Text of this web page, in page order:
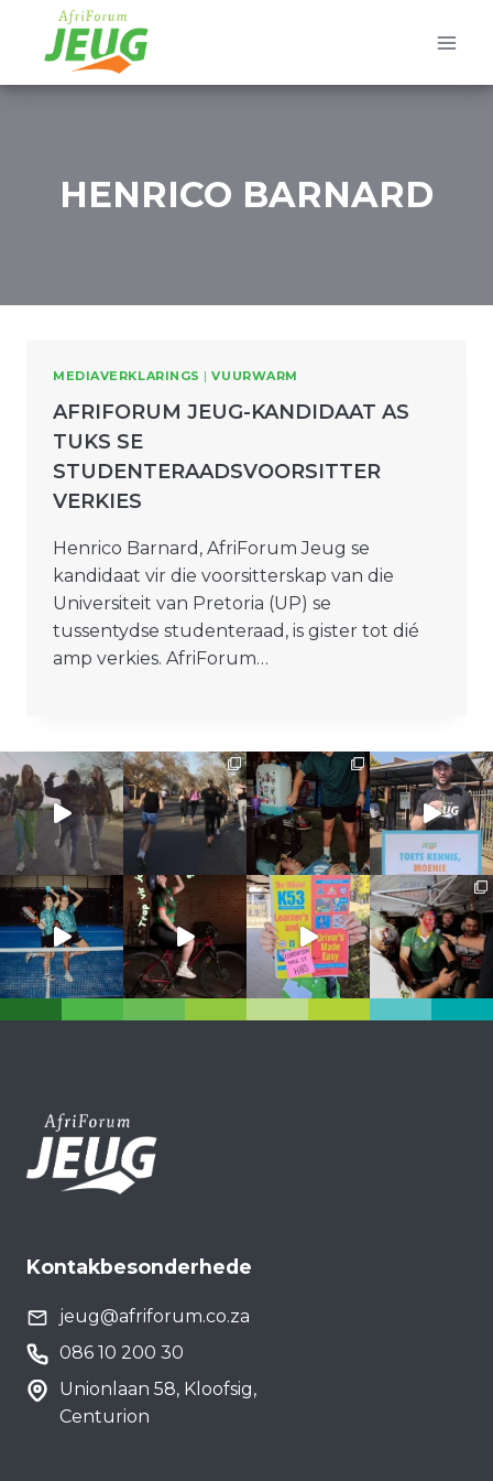
content
HENRICO BARNARD
MEDIAVERKLARINGS |VUURWARM
AFRIFORUM JEUG-KANDIDAAT AS
TUKS SE
STUDENTERAADSVOORSITTER
VERKIES
Henrico Barnard, AfriForum Jeug se
kandidaat vir die voorsitterskap van die
Universiteit van Pretoria (UP) se
tussentydse studenteraad, is gister tot dié
amp verkies. AfriForum…
Kontakbesonderhede
jeug@afriforum.co.za
086 10 200 30
Unionlaan 58, Kloofsig,
Centurion